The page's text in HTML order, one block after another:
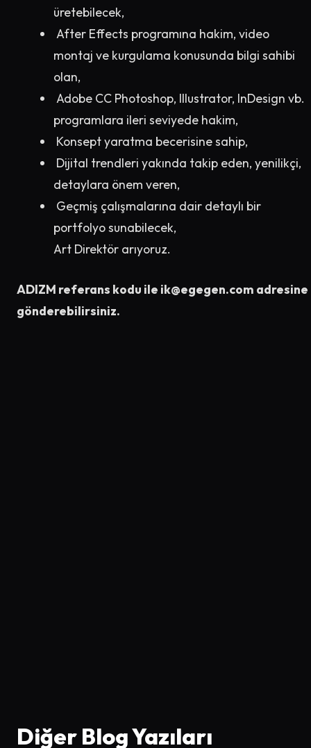
üretebilecek,
After Effects programına hakim, video
montaj ve kurgulama konusunda bilgi sahibi
olan,
Adobe CC Photoshop, Illustrator, InDesign vb.
programlara ileri seviyede hakim,
Konsept yaratma becerisine sahip,
Dijital trendleri yakında takip eden, yenilikçi,
detaylara önem veren,
Geçmiş çalışmalarına dair detaylı bir
portfolyo sunabilecek,
Art Direktör arıyoruz.
ADIZM referans kodu ile ik@egegen.com adresine
gönderebilirsiniz.
Diğer Blog Yazıları